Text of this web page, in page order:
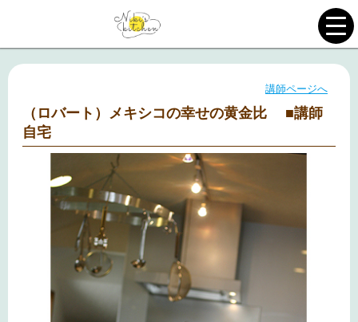
講師ページへ
（ロバート）メキシコの幸せの黄金比 ■講師
自宅